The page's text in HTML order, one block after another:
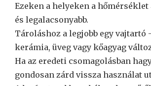
Ezeken a helyeken a hőmérséklet
és legalacsonyabb.
Tároláshoz a legjobb egy vajtartó
kerámia, üveg vagy kőagyag
Ha az eredeti csomagolásban
gondosan zárd vissza használat